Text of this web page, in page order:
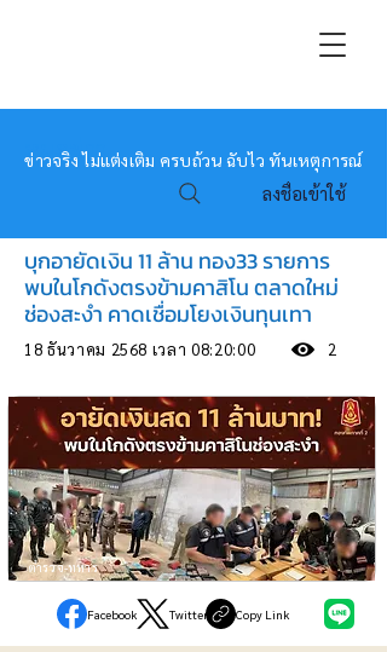
หมอข่าว
ข่าวจริง ไม่แต่งเติม ครบถ้วน ฉับไว ทันเหตุการณ์
ลงชื่อเข้าใช้
บุกอายัดเงิน 11 ล้าน ทอง33 รายการ
พบในโกดังตรงข้ามคาสิโน ตลาดใหม่
ช่องสะงำ คาดเชื่อมโยงเงินทุนเทา
18 ธันวาคม 2568 เวลา 08:20:00 2
ตำรวจ-ทหาร
Facebook Twitter Copy Link